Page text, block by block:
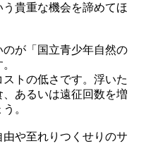
貴重な機会を諦めてほ
が「国立青少年自然の
トの低さです。浮いた
あるいは遠征回数を増
。
や至れりつくせりのサ